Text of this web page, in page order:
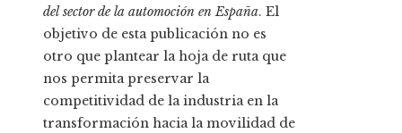
del sector de la automoción en España. El
objetivo de esta publicación no es
otro que plantear la hoja de ruta que
nos permita preservar la
competitividad de la industria en la
transformación hacia la movilidad de